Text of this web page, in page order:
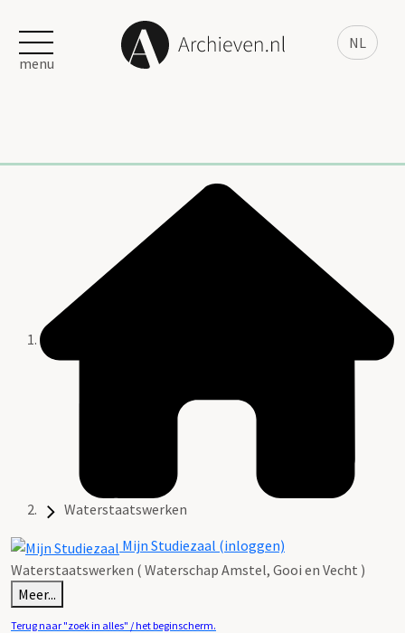
NL
menu
Waterstaatswerken
Mijn Studiezaal (inloggen)
Waterstaatswerken ( Waterschap Amstel, Gooi en Vecht )
Meer...
Terug naar "zoek in alles" / het beginscherm.